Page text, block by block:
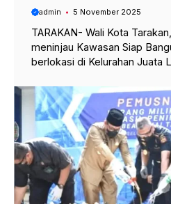
admin 5 November 2025
TARAKAN- Wali Kota
meninjau Kawasan Siap
berlokasi di Kelurahan Juata